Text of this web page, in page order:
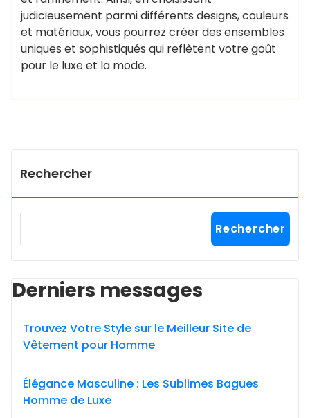
judicieusement parmi différents designs, couleurs
et matériaux, vous pourrez créer des ensembles
uniques et sophistiqués qui reflètent votre goût
pour le luxe et la mode.
Rechercher
Rechercher
Derniers messages
Trouvez Votre Style sur le Meilleur Site de
Vêtement pour Homme
Élégance Masculine : Les Sublimes Bagues
Homme de Luxe